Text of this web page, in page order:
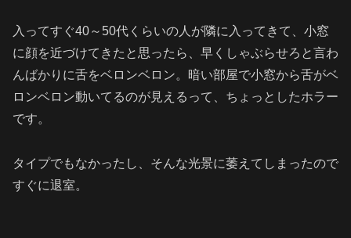
入ってすぐ40～50代くらいの人が隣に入ってきて、小窓
に顔を近づけてきたと思ったら、早くしゃぶらせろと言わ
んばかりに舌をベロンベロン。暗い部屋で小窓から舌がベ
ロンベロン動いてるのが見えるって、ちょっとしたホラー
です。
タイプでもなかったし、そんな光景に萎えてしまったので
すぐに退室。